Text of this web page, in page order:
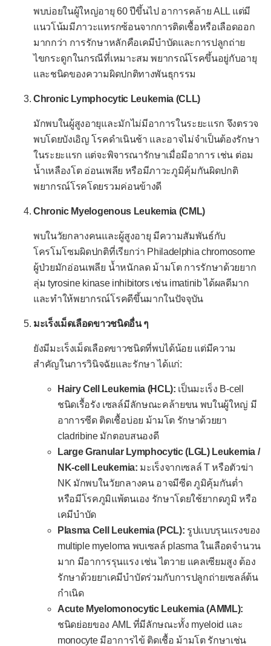
มะเร็งไทรอยด์
เนื้องอกที่ต่อมพาราไทรอยด์
เนื้องอกต่อมไพเนียล
เนื้องอกที่ต่อมหมวกไต
เนื้องอกของเซลล์ไอสเล็ต
พบบ่อยในผู้ใหญ่อายุ 60 ปีขึ้นไป อาการคล้าย ALL แต่มี
แนวโน้มมีภาวะแทรกซ้อนจากการติดเชื้อหรือเลือดออก
มากกว่า การรักษาหลักคือเคมีบำบัดและการปลูกถ่าย
ไขกระดูกในกรณีที่เหมาะสม พยากรณ์โรคขึ้นอยู่กับอายุ
และชนิดของความผิดปกติทางพันธุกรรม
Chronic Lymphocytic Leukemia (CLL)
มักพบในผู้สูงอายุและมักไม่มีอาการในระยะแรก จึงตรวจ
พบโดยบังเอิญ โรคดำเนินช้า และอาจไม่จำเป็นต้องรักษา
ในระยะแรก แต่จะพิจารณารักษาเมื่อมีอาการ เช่น ต่อม
น้ำเหลืองโต อ่อนเพลีย หรือมีภาวะภูมิคุ้มกันผิดปกติ
พยากรณ์โรคโดยรวมค่อนข้างดี
Chronic Myelogenous Leukemia (CML)
พบในวัยกลางคนและผู้สูงอายุ มีความสัมพันธ์กับ
โครโมโซมผิดปกติที่เรียกว่า Philadelphia chromosome
ผู้ป่วยมักอ่อนเพลีย น้ำหนักลด ม้ามโต การรักษาด้วยยาก
ลุ่ม tyrosine kinase inhibitors เช่น imatinib ได้ผลดีมาก
และทำให้พยากรณ์โรคดีขึ้นมากในปัจจุบัน
มะเร็งเม็ดเลือดขาวชนิดอื่น ๆ
ยังมีมะเร็งเม็ดเลือดขาวชนิดที่พบได้น้อย แต่มีความ
สำคัญในการวินิจฉัยและรักษา ได้แก่:
Hairy Cell Leukemia (HCL): เป็นมะเร็ง B-cell
ชนิดเรื้อรัง เซลล์มีลักษณะคล้ายขน พบในผู้ใหญ่ มี
อาการซีด ติดเชื้อบ่อย ม้ามโต รักษาด้วยยา
cladribine มักตอบสนองดี
Large Granular Lymphocytic (LGL) Leukemia /
NK-cell Leukemia: มะเร็งจากเซลล์ T หรือตัวฆ่า
NK มักพบในวัยกลางคน อาจมีซีด ภูมิคุ้มกันต่ำ
หรือมีโรคภูมิแพ้ตนเอง รักษาโดยใช้ยากดภูมิ หรือ
เคมีบำบัด
Plasma Cell Leukemia (PCL): รูปแบบรุนแรงของ
multiple myeloma พบเซลล์ plasma ในเลือดจำนวน
มาก มีอาการรุนแรง เช่น ไตวาย แคลเซียมสูง ต้อง
รักษาด้วยยาเคมีบำบัดร่วมกับการปลูกถ่ายเซลล์ต้น
กำเนิด
Acute Myelomonocytic Leukemia (AMML):
ชนิดย่อยของ AML ที่มีลักษณะทั้ง myeloid และ
monocyte มีอาการไข้ ติดเชื้อ ม้ามโต รักษาเช่น